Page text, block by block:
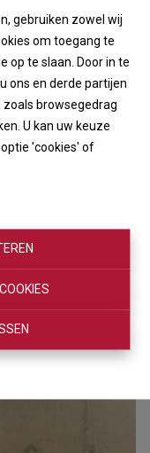
gebruiken zowel wij
om toegang te
op te slaan. Door in te
ons en derde partijen
zoals browsegedrag
U kan uw keuze
'cookies' of
€ 20.000